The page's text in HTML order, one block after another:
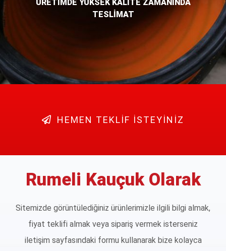
ÜRETİMDE YÜKSEK KALİTE ZAMANINDA
TESLİMAT
HEMEN TEKLİF İSTEYİNİZ
Rumeli Kauçuk Olarak
Sitemizde görüntülediğiniz ürünlerimizle ilgili bilgi almak,
fiyat teklifi almak veya sipariş vermek isterseniz
iletişim sayfasındaki formu kullanarak bize kolayca